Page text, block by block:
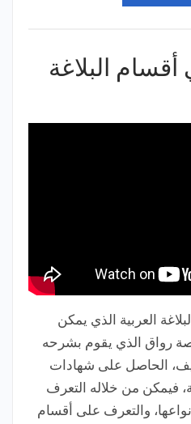
البلاغة
العربية الذي يمكن
رواق الذي يقوم بشرحه
الحاصل على شهادات
فيمكن من خلاله التعرف
والتعرف على أقسام